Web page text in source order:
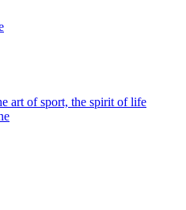
art of sport, the spirit of life